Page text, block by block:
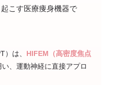
起こす医療痩身機器で
）は、 HIFEM（高密度焦点
、運動神経に直接アプロ